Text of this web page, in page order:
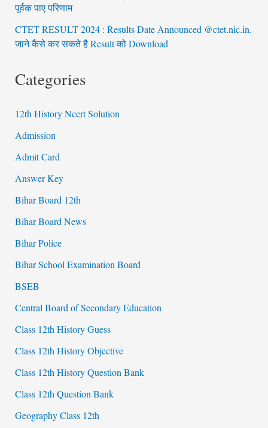
पूर्वक पाए परिणाम
CTET RESULT 2024 : Results Date Announced @ctet.nic.in.
जाने कैसे कर सकते है Result को Download
Categories
12th History Ncert Solution
Admission
Admit Card
Answer Key
Bihar Board 12th
Bihar Board News
Bihar Police
Bihar School Examination Board
BSEB
Central Board of Secondary Education
Class 12th History Guess
Class 12th History Objective
Class 12th History Question Bank
Class 12th Question Bank
Geography Class 12th